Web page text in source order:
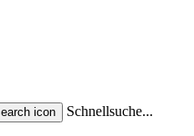
Schnellsuche...